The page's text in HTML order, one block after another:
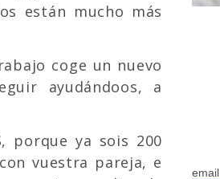
están mucho más
coge un nuevo
ayudándoos, a
porque ya sois 200
vuestra pareja, e
email